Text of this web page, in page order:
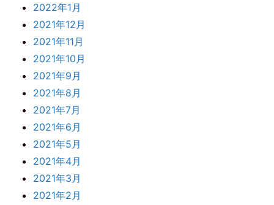
2022年1月
2021年12月
2021年11月
2021年10月
2021年9月
2021年8月
2021年7月
2021年6月
2021年5月
2021年4月
2021年3月
2021年2月